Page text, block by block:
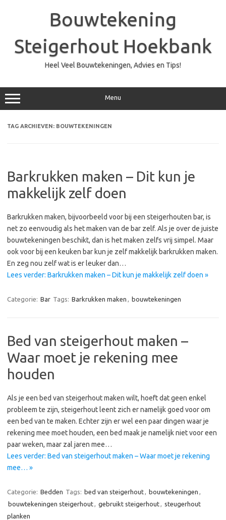
Bouwtekening
Steigerhout Hoekbank
Heel Veel Bouwtekeningen, Advies en Tips!
Menu
TAG ARCHIEVEN: BOUWTEKENINGEN
Barkrukken maken – Dit kun je
makkelijk zelf doen
Barkrukken maken, bijvoorbeeld voor bij een steigerhouten bar, is
net zo eenvoudig als het maken van de bar zelf. Als je over de juiste
bouwtekeningen beschikt, dan is het maken zelfs vrij simpel. Maar
ook voor bij een keuken bar kun je zelf makkelijk barkrukken maken.
En zeg nou zelf wat is er leuker dan…
Lees verder: Barkrukken maken – Dit kun je makkelijk zelf doen »
Categorie: Bar Tags: Barkrukken maken , bouwtekeningen
Bed van steigerhout maken –
Waar moet je rekening mee
houden
Als je een bed van steigerhout maken wilt, hoeft dat geen enkel
probleem te zijn, steigerhout leent zich er namelijk goed voor om
een bed van te maken. Echter zijn er wel een paar dingen waar je
rekening mee moet houden, een bed maak je namelijk niet voor een
paar weken, maar zal jaren mee…
Lees verder: Bed van steigerhout maken – Waar moet je rekening
mee… »
Categorie: Bedden Tags: bed van steigerhout, bouwtekeningen ,
bouwtekeningen steigerhout, gebruikt steigerhout, steugerhout
planken